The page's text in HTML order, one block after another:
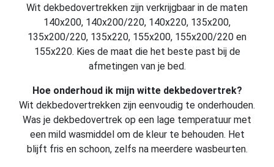
Wit dekbedovertrekken zijn verkrijgbaar in de maten
140x200, 140x200/220, 140x220, 135x200,
135x200/220, 135x220, 155x200, 155x200/220 en
155x220. Kies de maat die het beste past bij de
afmetingen van je bed.
Hoe onderhoud ik mijn witte dekbedovertrek?
Wit dekbedovertrekken zijn eenvoudig te onderhouden.
Was je dekbedovertrek op een lage temperatuur met
een mild wasmiddel om de kleur te behouden. Het
blijft fris en schoon, zelfs na meerdere wasbeurten.